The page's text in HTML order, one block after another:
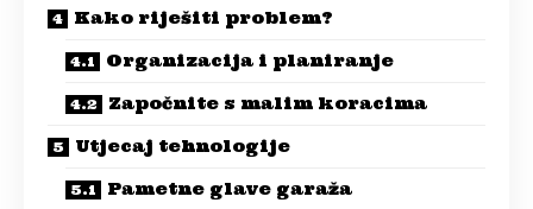
Kako riješiti problem?
Organizacija i planiranje
Započnite s malim koracima
Utjecaj tehnologije
Pametne glave garaža